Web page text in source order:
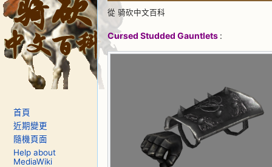
從 骑砍中文百科
跳到：
Cursed Studded Gauntlets :
首頁
近期變更
隨機頁面
Help about
MediaWiki